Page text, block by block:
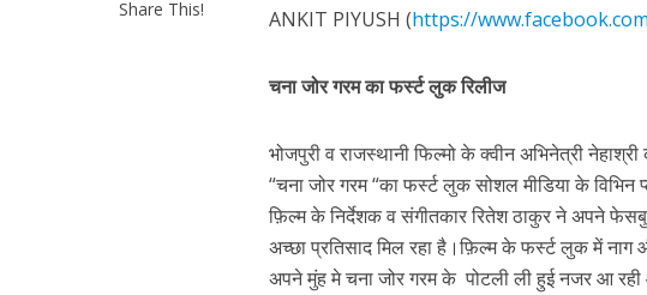
Share This!
p o m g
ANKIT PIYUSH (https://
चना जोर गरम का फर्स्ट लुक रिलीज
भोजपुरी व राजस्थानी फिल्मो के क्वीन अभिनेत्री
“चना जोर गरम “का फर्स्ट लुक सोशल मीडिया के
फ़िल्म के निर्देशक व संगीतकार रितेश ठाकुर ने अपने
अच्छा प्रतिसाद मिल रहा है।फ़िल्म के फर्स्ट लुक में
अपने मुंह मे चना जोर गरम के पोटली ली हुई नजर आ रही